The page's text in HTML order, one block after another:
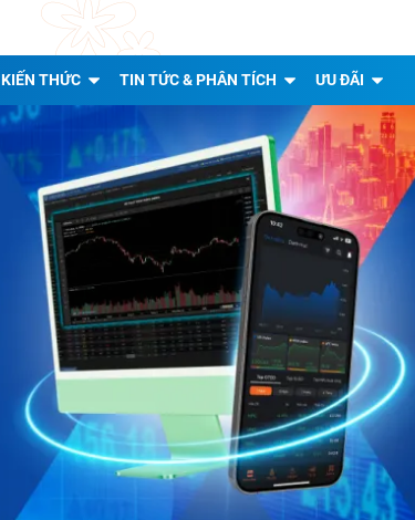
KIẾN THỨC TIN TỨC & PHÂN TÍCH ƯU ĐÃI